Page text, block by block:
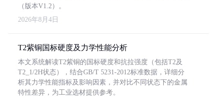
（版本V1.2）。
2026年8月4日
T2紫铜国标硬度及力学性能分析
本文系统解读T2紫铜的国标硬度和抗拉强度（包括T2及
T2_1/2H状态），结合GB/T 5231-2012标准数据，详细分
析其力学性能指标及影响因素，并对比不同状态下的金属
特性差异，为工业选材提供参考。